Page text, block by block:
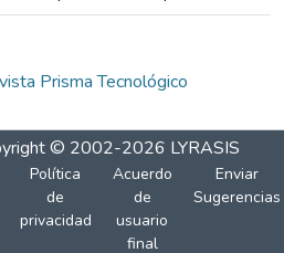
Prisma Tecnológico
© 2002-2026 LYRASIS
Política
de
privacidad
Acuerdo
de
usuario
final
Enviar
Sugerencias